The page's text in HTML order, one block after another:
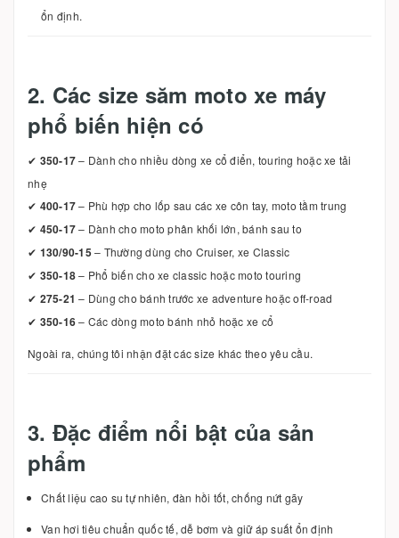
ổn định.
2. Các size săm moto xe máy
phổ biến hiện có
✔ 350-17– Dành cho nhiều dòng xe cổ điển, touring hoặc xe tải
nhẹ
✔ 400-17– Phù hợp cho lốp sau các xe côn tay, moto tầm trung
✔ 450-17– Dành cho moto phân khối lớn, bánh sau to
✔ 130/90-15– Thường dùng cho Cruiser, xe Classic
✔ 350-18– Phổ biến cho xe classic hoặc moto touring
✔ 275-21 – Dùng cho bánh trước xe adventure hoặc off-road
✔ 350-16– Các dòng moto bánh nhỏ hoặc xe cổ
Ngoài ra, chúng tôi nhận đặt các size khác theo yêu cầu.
3. Đặc điểm nổi bật của sản
phẩm
Chất liệu cao su tự nhiên, đàn hồi tốt, chống nứt gãy
Van hơi tiêu chuẩn quốc tế, dễ bơm và giữ áp suất ổn định